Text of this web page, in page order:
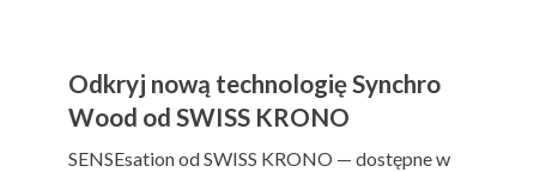
Odkryj nową technologię Synchro
Wood od SWISS KRONO
SENSEsation od SWISS KRONO — dostępne w